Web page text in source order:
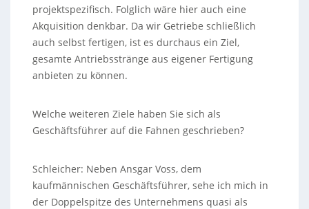
projektspezifisch. Folglich wäre hier auch eine
Akquisition denkbar. Da wir Getriebe schließlich
auch selbst fertigen, ist es durchaus ein Ziel,
gesamte Antriebsstränge aus eigener Fertigung
anbieten zu können.
Welche weiteren Ziele haben Sie sich als
Geschäftsführer auf die Fahnen geschrieben?
Schleicher: Neben Ansgar Voss, dem
kaufmännischen Geschäftsführer, sehe ich mich in
der Doppelspitze des Unternehmens quasi als